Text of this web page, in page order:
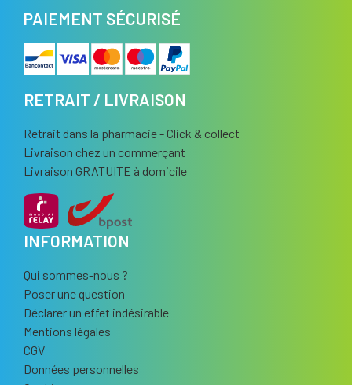
PAIEMENT SÉCURISÉ
RETRAIT / LIVRAISON
Retrait dans la pharmacie - Click & collect
Livraison chez un commerçant
Livraison GRATUITE à domicile
INFORMATION
Qui sommes-nous ?
Poser une question
Déclarer un effet indésirable
Mentions légales
CGV
Données personnelles